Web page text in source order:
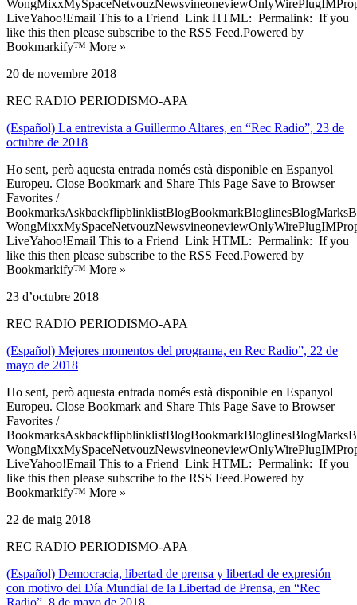
LiveYahoo!Email This to a Friend Link HTML: Permalink: If you
like this then please subscribe to the RSS Feed.Powered by
Bookmarkify™ More »
20 de novembre 2018
REC RADIO PERIODISMO-APA
(Español) La entrevista a Guillermo Altares, en “Rec Radio”, 23 de
octubre de 2018
Ho sent, però aquesta entrada només està disponible en Espanyol
Europeu. Close Bookmark and Share This Page Save to Browser
Favorites /
LiveYahoo!Email This to a Friend Link HTML: Permalink: If you
like this then please subscribe to the RSS Feed.Powered by
Bookmarkify™ More »
23 d’octubre 2018
REC RADIO PERIODISMO-APA
(Español) Mejores momentos del programa, en Rec Radio”, 22 de
mayo de 2018
Ho sent, però aquesta entrada només està disponible en Espanyol
Europeu. Close Bookmark and Share This Page Save to Browser
Favorites /
LiveYahoo!Email This to a Friend Link HTML: Permalink: If you
like this then please subscribe to the RSS Feed.Powered by
Bookmarkify™ More »
22 de maig 2018
REC RADIO PERIODISMO-APA
(Español) Democracia, libertad de prensa y libertad de expresión
con motivo del Día Mundial de la Libertad de Prensa, en “Rec
Radio”, 8 de mayo de 2018